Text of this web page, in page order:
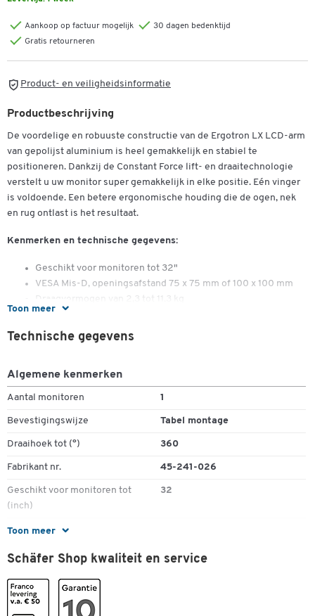
Aankoop op factuur mogelijk
30 dagen bedenktijd
Gratis retourneren
Product- en veiligheidsinformatie
Toon meer
Productbeschrijving
De voordelige en robuuste constructie van de Ergotron LX LCD-arm
van gepolijst aluminium is heel gemakkelijk en stabiel te
positioneren. Dankzij de Constant Force lift- en draaitechnologie
verstelt u uw monitor super gemakkelijk in elke positie. Eén vinger
is voldoende. Een betere ergonomische houding die de ogen, nek
en rug ontlast is het resultaat.
Kenmerken en technische gegevens:
Geschikt voor monitoren tot 32"
VESA Mis-D, openingsafstand 75 x 75 mm of 100 x 100 mm
Draagvermogen van 2,3 tot 11,3 kg
gepatenteerde lift- en draaitechnologie voor lichtlopende
instellingen zonder toetsen of hendels
Draai- en zwenkbaar tot 360°
LX Notebookhouder en ander toebehoren in optie
Eenvoudige installatie met tafelklem (max. 60 mm
Type 45- 241- 026
Kleur: zilver/zwart
Toon meer
Technische gegevens
Algemene kenmerken
Aantal monitoren 1
Bevestigingswijze Tabel montage
Draaihoek tot (°) 360
Fabrikant nr. 45-241-026
Geschikt voor monitoren tot
(inch)
32
Hoogteverstelbaar
Materiaal aluminium
Zwenkbaar
Schäfer Shop kwaliteit en service
Dubbelklik om in te zoomen